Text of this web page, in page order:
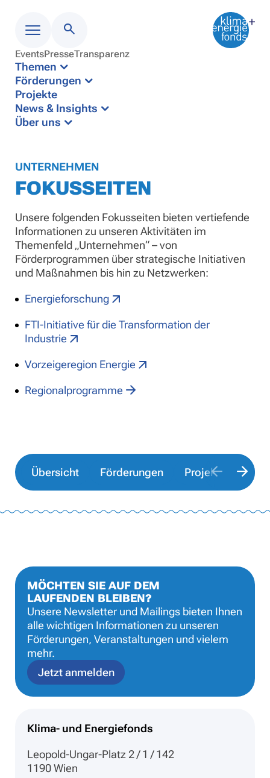
Menü
EventsPresseTransparenz
Themen
Förderungen
Projekte
News & Insights
Über uns
UNTERNEHMEN
FOKUSSEITEN
Unsere folgenden Fokusseiten bieten vertiefende
Informationen zu unseren Aktivitäten im
Themenfeld „Unternehmen“ – von
Förderprogrammen über strategische Initiativen
und Maßnahmen bis hin zu Netzwerken:
Energieforschung
FTI-Initiative für die Transformation der
Industrie
Vorzeigeregion Energie
Regionalprogramme
Übersicht Förderungen Projekte
MÖCHTEN SIE AUF DEM
LAUFENDEN BLEIBEN?
Unsere Newsletter und Mailings bieten Ihnen
alle wichtigen Informationen zu unseren
Förderungen, Veranstaltungen und vielem
mehr.
Jetzt anmelden
Klima- und Energiefonds
Leopold-Ungar-Platz 2 / 1 / 142
1190 Wien